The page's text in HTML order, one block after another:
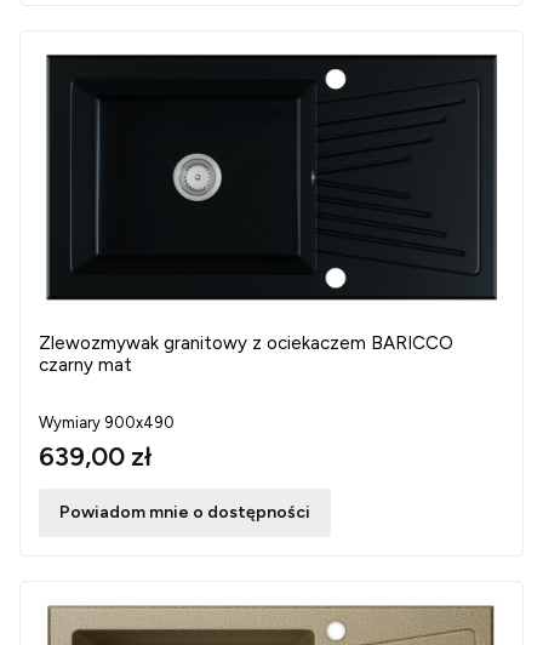
Zlewozmywak granitowy z ociekaczem BARICCO
czarny mat
Wymiary 900x490
639,00 zł
Powiadom mnie o dostępności